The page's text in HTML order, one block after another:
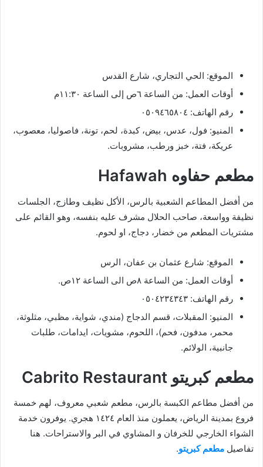
الموقع: الحي التجاري، شارع القدس
أوقات العمل: من الساعة ٦ص إلى الساعة ١١:٣٠م
رقم الهاتف: ٠٥٠٩٤٦٥٨٠٤
المنيو: فول، عدس، بيض، كبدة، لحم، تونة، فاصوليا، معصوب،
عريكة، فتة، خبز ورطب، مشروبات.
مطعم حفاوه Hafawah
من أفضل المطاعم الشعبية بالرس، الأكل نظيف وطازج، الجلسات
نظيفة وواسعة، صاحب الحلال مشرف عليه بنفسه، وهو القائم على
مشتريات المطعم من خضار، دجاج، او لحوم.
الموقع: شارع عثمان بن عفان، الرس
أوقات العمل: من الساعة ٨ص الى الساعة ١٢ص.
رقم الهاتف: ٠٥٠٤٢٣٤٣٤٣
المنيو: المقبلات، قسم الدجاج (مندي، شواية، مظبي، مثلوثة،
محمر، مدفون، فحم)، اللحوم، مشويات، ايدامات، طلبات
جانبية، الولائم.
مطعم كبريتو Cabrito Restaurant
من أفضل مطاعم الكبسة بالرس، مطعم شعبي معروف، لهم خمسة
فروع بمدينة الرياض، يعملون منذ العام ١٤٢٤ هجري. يوفرون خدمة
الشواء الخارجي للخرفان و المشاوي في البر والاستراحات. هنا
تفاصيل مطعم كبريتو.